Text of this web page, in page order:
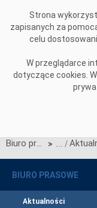
Strona
zapisanych za
celu
W przeglądarce
dotyczące cookies.
Biuro prasowe >
BIURO PRASOWE
Aktualności